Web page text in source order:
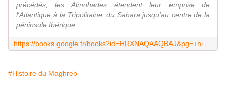
précédés, les Almohades étendent leur emprise de
l'Atlantique à la Tripolitaine, du Sahara jusqu'au centre de la
péninsule Ibérique.
#Histoire du Maghreb